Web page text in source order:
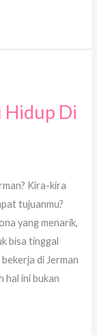
Hidup Di
Kira-kira
tujuanmu?
yang menarik,
bisa tinggal
di Jerman
hal ini bukan